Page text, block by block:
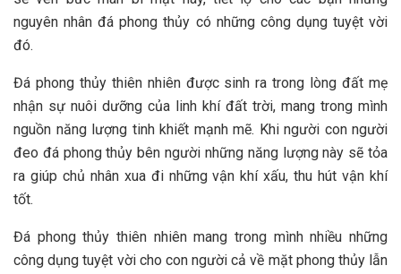
nguyên nhân đá phong thủy có những công dụng tuyệt vời
đó.
Đá phong thủy thiên nhiên được sinh ra trong lòng đất mẹ
nhận sự nuôi dưỡng của linh khí đất trời, mang trong mình
nguồn năng lượng tinh khiết mạnh mẽ. Khi người con người
đeo đá phong thủy bên người những năng lượng này sẽ tỏa
ra giúp chủ nhân xua đi những vận khí xấu, thu hút vận khí
tốt.
Đá phong thủy thiên nhiên mang trong mình nhiều những
công dụng tuyệt vời cho con người cả về mặt phong thủy lẫn